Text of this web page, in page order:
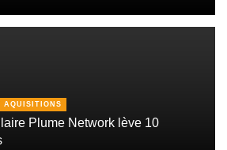
AQUISITIONS
Plume Network lève 10